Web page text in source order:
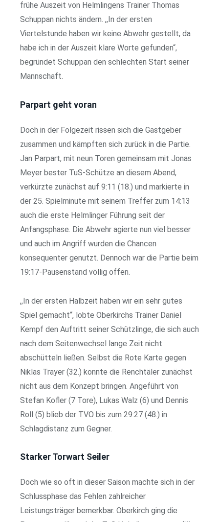
frühe Auszeit von Helmlingens Trainer Thomas
Schuppan nichts ändern. ,,In der ersten
Viertelstunde haben wir keine Abwehr gestellt, da
habe ich in der Auszeit klare Worte gefunden“,
begründet Schuppan den schlechten Start seiner
Mannschaft.
Parpart geht voran
Doch in der Folgezeit rissen sich die Gastgeber
zusammen und kämpften sich zurück in die Partie.
Jan Parpart, mit neun Toren gemeinsam mit Jonas
Meyer bester TuS-Schütze an diesem Abend,
verkürzte zunächst auf 9:11 (18.) und markierte in
der 25. Spielminute mit seinem Treffer zum 14:13
auch die erste Helmlinger Führung seit der
Anfangsphase. Die Abwehr agierte nun viel besser
und auch im Angriff wurden die Chancen
konsequenter genutzt. Dennoch war die Partie beim
19:17-Pausenstand völlig offen.
,,In der ersten Halbzeit haben wir ein sehr gutes
Spiel gemacht“, lobte Oberkirchs Trainer Daniel
Kempf den Auftritt seiner Schützlinge, die sich auch
nach dem Seitenwechsel lange Zeit nicht
abschütteln ließen. Selbst die Rote Karte gegen
Niklas Trayer (32.) konnte die Renchtäler zunächst
nicht aus dem Konzept bringen. Angeführt von
Stefan Kofler (7 Tore), Lukas Walz (6) und Dennis
Roll (5) blieb der TVO bis zum 29:27 (48.) in
Schlagdistanz zum Gegner.
Starker Torwart Seiler
Doch wie so oft in dieser Saison machte sich in der
Schlussphase das Fehlen zahlreicher
Leistungsträger bemerkbar. Oberkirch ging die